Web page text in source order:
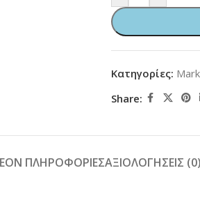
Κατηγορίες:
Share:
ΠΛΗΡΟΦΟΡΊΕΣΑΞΙΟΛΟΓΉΣΕΙΣ (0)